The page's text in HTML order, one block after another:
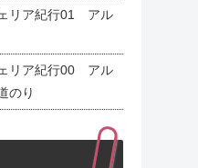
ェリア紀行01 アル
ェリア紀行00 アル
のり